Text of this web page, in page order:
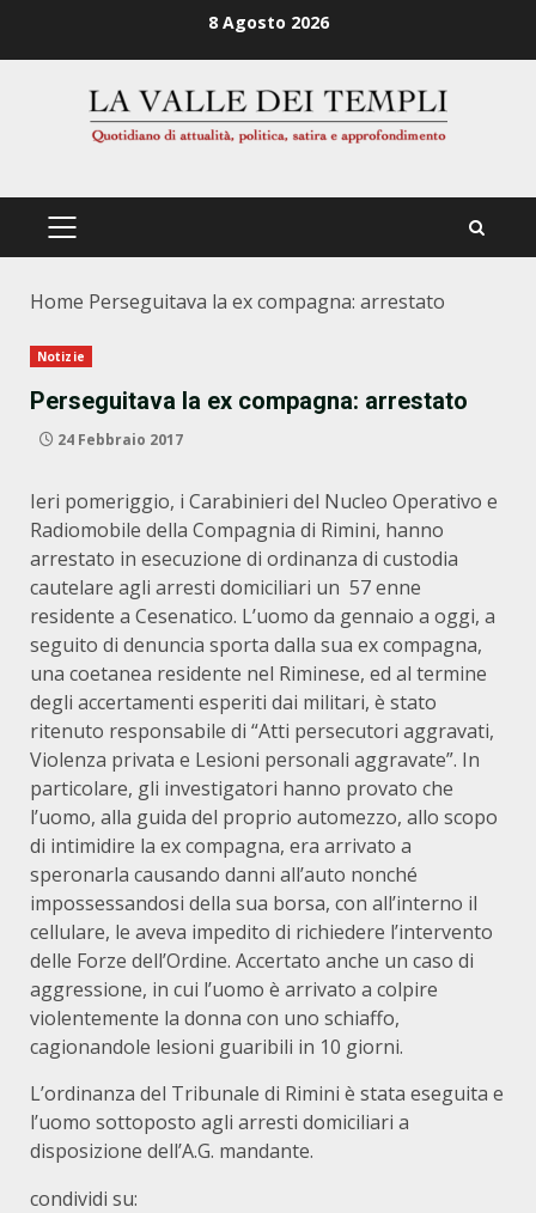
8 Agosto 2026
PRIMÄRES
Home Perseguitava la ex compagna: arrestato
Notizie
Perseguitava la ex compagna: arrestato
24 Febbraio 2017
Ieri pomeriggio, i Carabinieri del Nucleo Operativo e
Radiomobile della Compagnia di Rimini, hanno
arrestato in esecuzione di ordinanza di custodia
cautelare agli arresti domiciliari un 57 enne
residente a Cesenatico. L’uomo da gennaio a oggi, a
seguito di denuncia sporta dalla sua ex compagna,
una coetanea residente nel Riminese, ed al termine
degli accertamenti esperiti dai militari, è stato
ritenuto responsabile di “Atti persecutori aggravati,
Violenza privata e Lesioni personali aggravate”. In
particolare, gli investigatori hanno provato che
l’uomo, alla guida del proprio automezzo, allo scopo
di intimidire la ex compagna, era arrivato a
speronarla causando danni all’auto nonché
impossessandosi della sua borsa, con all’interno il
cellulare, le aveva impedito di richiedere l’intervento
delle Forze dell’Ordine. Accertato anche un caso di
aggressione, in cui l’uomo è arrivato a colpire
violentemente la donna con uno schiaffo,
cagionandole lesioni guaribili in 10 giorni.
L’ordinanza del Tribunale di Rimini è stata eseguita e
l’uomo sottoposto agli arresti domiciliari a
disposizione dell’A.G. mandante.
condividi su: